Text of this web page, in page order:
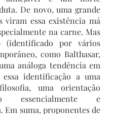
De novo, uma grande
viram essa existência má
na carne. Mas
(identificado por vários
como Balthasar,
análoga tendência em
identificação a uma
uma orientação
essencialmente e
Em suma, proponentes de